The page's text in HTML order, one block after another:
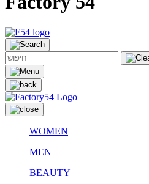
WOMEN
MEN
BEAUTY